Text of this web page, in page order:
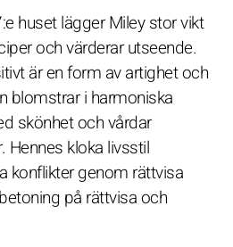
huset lägger Miley stor vikt
och värderar utseende.
är en form av artighet och
blomstrar i harmoniska
skönhet och vårdar
Hennes kloka livsstil
konflikter genom rättvisa
på rättvisa och